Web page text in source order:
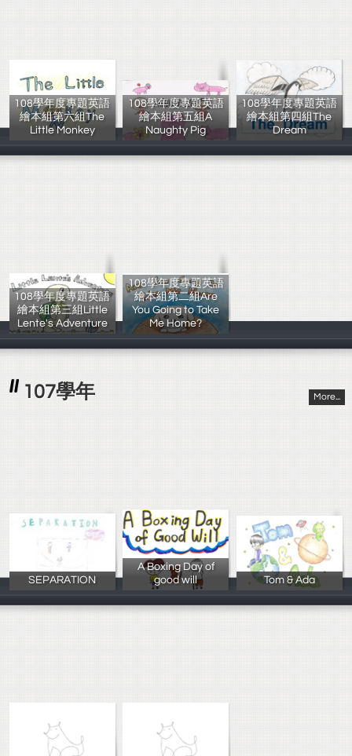
108學年度專題英語
繪本組第六組The
Little Monkey
108學年度 3年1
108學年度專題英語
繪本組第五組A
Naughty Pig
108學年度 3年1
108學年度專題英語
繪本組第四組The
Dream
108學年度 3年1
108學年度專題英語
繪本組第三組Little
Lente's Adventure
108學年度 3年1
108學年度專題英語
繪本組第二組Are
You Going to Take
Me Home?
108學年度 3年1
107學年 More...
SEPARATION
陳振凱
A Boxing Day of
good will
Alisa,Carol
Tom & Ada
周心如 林庭瑜